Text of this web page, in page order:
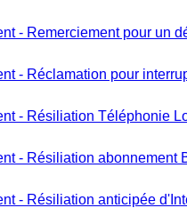
- Remerciement pour un
- Réclamation pour
- Résiliation Téléphonie
- Résiliation abonnement
- Résiliation anticipée